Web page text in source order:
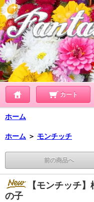
カート
ホーム
ホーム ＞ モンチッチ
前の商品へ
【モンチッチ
の子